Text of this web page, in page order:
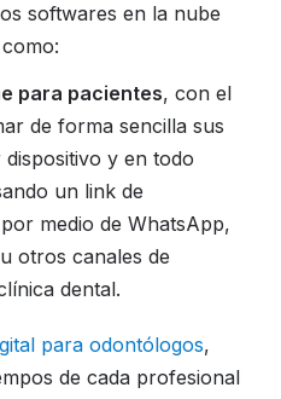
softwares en la nube
para pacientes, con el
de forma sencilla sus
y en todo
un link de
medio de WhatsApp,
otros canales de
dental.
para odontólogos,
de cada profesional